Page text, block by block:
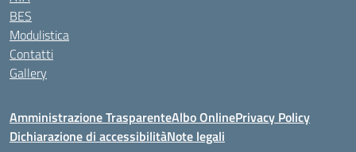
BES
Modulistica
Contatti
Gallery
Amministrazione TrasparenteAlbo OnlinePrivacy Policy
Dichiarazione di accessibilitàNote legali